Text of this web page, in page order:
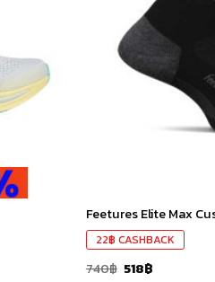
Feetures Elite Max
22฿ CASHBACK
740฿ 518฿